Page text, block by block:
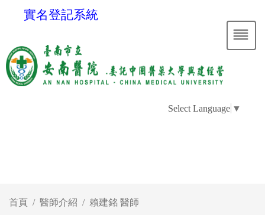
實名登記系統
Select Language ▼
首頁 醫師介紹 賴建銘 醫師